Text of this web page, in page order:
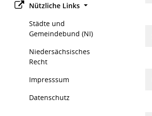
Nützliche Links
Städte und
Gemeindebund (NI)
Niedersächsisches
Recht
Impresssum
Datenschutz